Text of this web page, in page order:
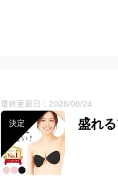
最終更新日：2026/06/24
決定 盛れ